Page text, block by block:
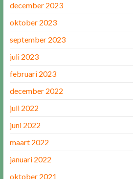
december 2023
oktober 2023
september 2023
juli 2023
februari 2023
december 2022
juli 2022
juni 2022
maart 2022
januari 2022
oktober 2021